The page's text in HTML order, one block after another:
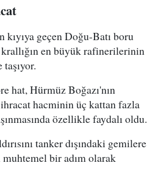
kıyıya geçen Doğu-Batı boru
en büyük rafinerilerinin
taşıyor.
hat, Hürmüz Boğazı'nın
hacminin üç kattan fazla
özellikle faydalı oldu.
tanker dışındaki gemilere
bir adım olarak